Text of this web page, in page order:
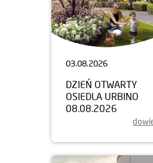
03.08.2026
DZIEŃ OTWARTY
OSIEDLA URBINO
08.08.2026